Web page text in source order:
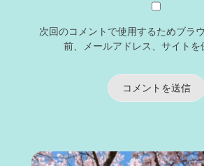
次回のコメントで使用するためブラ
前、メールアドレス、サイトを